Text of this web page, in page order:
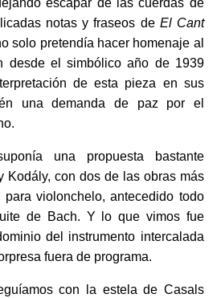
escapar de las cuerdas de
notas y fraseos de El Cant
solo pretendía hacer homenaje al
desde el simbólico año de 1939
de esta pieza en sus
una demanda de paz por el
una propuesta bastante
Kodály, con dos de las obras más
violonchelo, antecedido todo
de Bach. Y lo que vimos fue
del instrumento intercalada
fuera de programa.
con la estela de Casals